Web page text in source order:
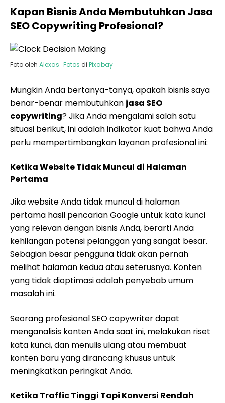
Kapan Bisnis Anda Membutuhkan Jasa
SEO Copywriting Profesional?
Foto oleh Alexas_Fotos di Pixabay
Mungkin Anda bertanya-tanya, apakah bisnis saya
benar-benar membutuhkan jasa SEO
copywriting? Jika Anda mengalami salah satu
situasi berikut, ini adalah indikator kuat bahwa Anda
perlu mempertimbangkan layanan profesional ini:
Ketika Website Tidak Muncul di Halaman
Pertama
Jika website Anda tidak muncul di halaman
pertama hasil pencarian Google untuk kata kunci
yang relevan dengan bisnis Anda, berarti Anda
kehilangan potensi pelanggan yang sangat besar.
Sebagian besar pengguna tidak akan pernah
melihat halaman kedua atau seterusnya. Konten
yang tidak dioptimasi adalah penyebab umum
masalah ini.
Seorang profesional SEO copywriter dapat
menganalisis konten Anda saat ini, melakukan riset
kata kunci, dan menulis ulang atau membuat
konten baru yang dirancang khusus untuk
meningkatkan peringkat Anda.
Ketika Traffic Tinggi Tapi Konversi Rendah